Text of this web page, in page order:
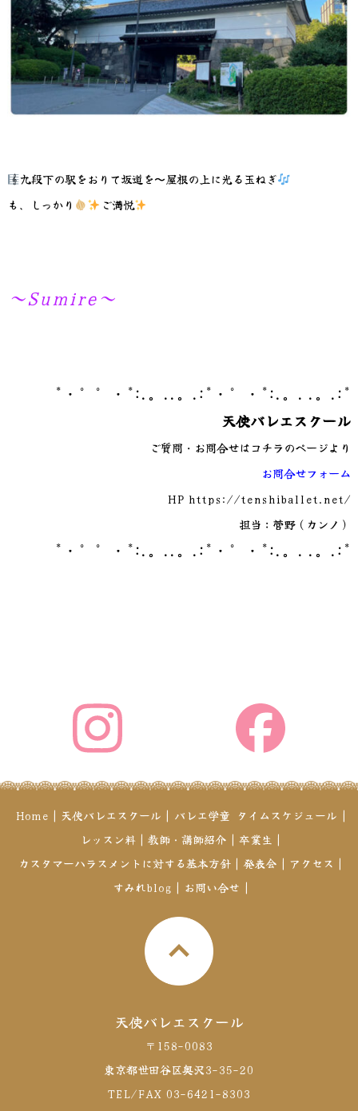
九段下の駅をおりて坂道を〜屋根の上に光る玉ねぎ
も、しっかり
ご満悦
～Sumire～
*・゜゜・*:.。..。.:*・゜・*:.。. .。.:*
天使バレエスクール
ご質問・お問合せはコチラのページより
お問合せフォーム
HP https://tenshiballet.net/
担当：菅野（カンノ）
*・゜゜・*:.。..。.:*・゜・*:.。. .。.:*
Home | 天使バレエスクール | バレエ学童 タイムスケジュール |
レッスン料 | 教師・講師紹介 | 卒業生 |
カスタマーハラスメントに対する基本方針 | 発表会 | アクセス |
すみれblog | お問い合せ |
天使バレエスクール
〒158-0083
東京都世田谷区奥沢3-35-20
TEL/FAX 03-6421-8303